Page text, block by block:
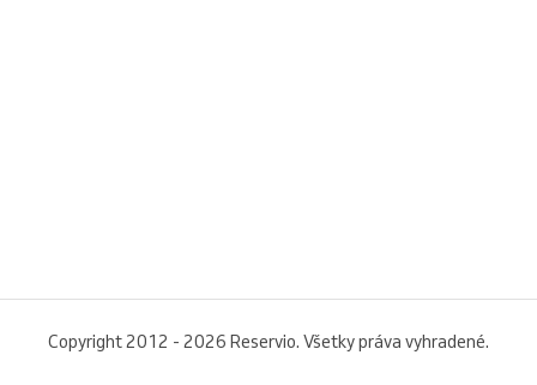
Copyright 2012 - 2026 Reservio. Všetky práva vyhradené.